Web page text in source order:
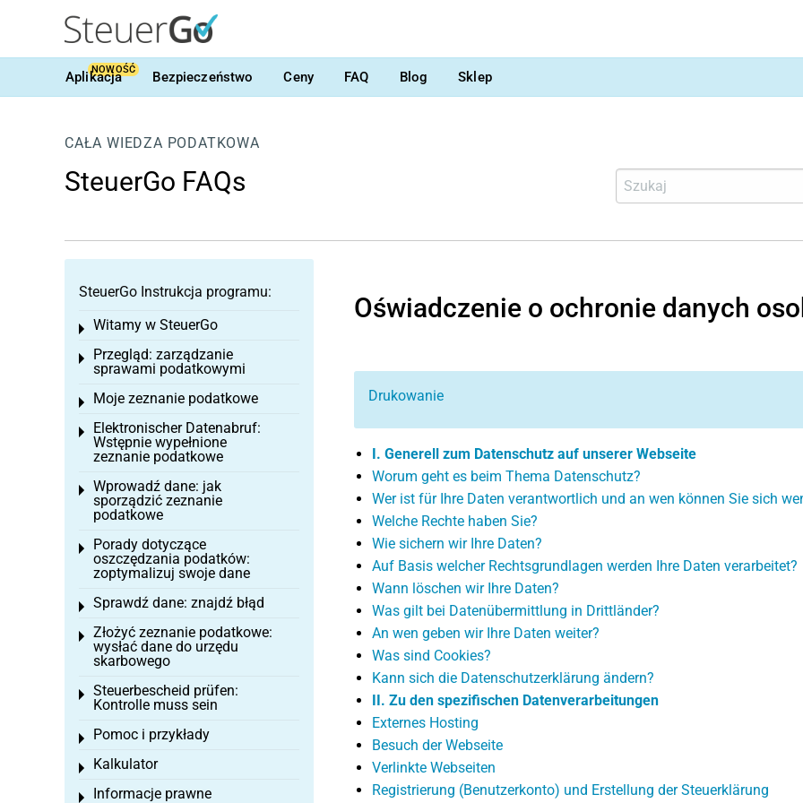
Aplikacja
NOWOŚĆ Bezpieczeństwo Ceny FAQ Blog Sklep
CAŁA WIEDZA PODATKOWA
SteuerGo FAQs
Oświadczenie o ochronie danych
Drukowanie
I. Generell zum Datenschutz auf unserer Webseite
Worum geht es beim Thema Datenschutz?
Wer ist für Ihre Daten verantwortlich und an wen können Sie sich
Welche Rechte haben Sie?
Wie sichern wir Ihre Daten?
Auf Basis welcher Rechtsgrundlagen werden Ihre Daten verarbeitet?
Wann löschen wir Ihre Daten?
Was gilt bei Datenübermittlung in Drittländer?
An wen geben wir Ihre Daten weiter?
Was sind Cookies?
Kann sich die Datenschutzerklärung ändern?
II. Zu den spezifischen Datenverarbeitungen
Externes Hosting
Besuch der Webseite
Verlinkte Webseiten
Registrierung (Benutzerkonto) und Erstellung der Steuerklärung
SteuerGo Instrukcja programu:
Witamy w SteuerGo
Toggle menu
Przegląd: zarządzanie
sprawami podatkowymi
Toggle menu
Moje zeznanie podatkowe
Toggle menu
Elektronischer Datenabruf:
Wstępnie wypełnione
zeznanie podatkowe
Toggle menu
Wprowadź dane: jak
sporządzić zeznanie
podatkowe
Toggle menu
Porady dotyczące
oszczędzania podatków:
zoptymalizuj swoje dane
Toggle menu
Sprawdź dane: znajdź błąd
Toggle menu
Złożyć zeznanie podatkowe:
wysłać dane do urzędu
skarbowego
Toggle menu
Steuerbescheid prüfen:
Kontrolle muss sein
Toggle menu
Pomoc i przykłady
Toggle menu
Kalkulator
Toggle menu
Informacje prawne
Toggle menu